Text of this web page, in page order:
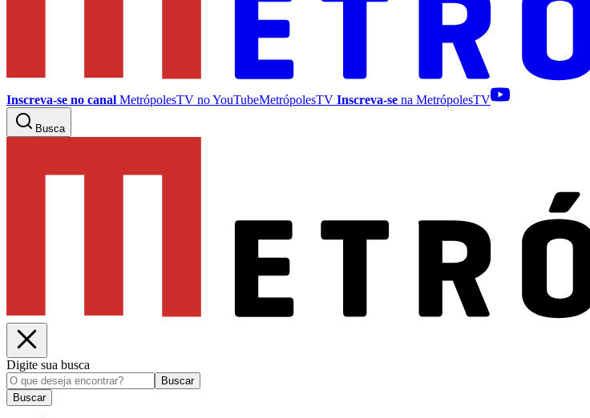
Inscreva-se no canal MetrópolesTV noYouTubeMetrópolesTV Inscreva-se na MetrópolesTV
Busca
Digite sua busca
Buscar
Buscar